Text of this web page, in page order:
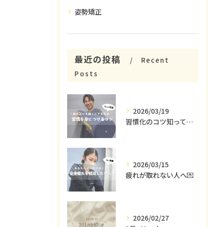
姿勢矯正
最近の投稿
Recent
Posts
2026/03/19
習慣化のコツ知ってる😳？
2026/03/15
疲れが取れない人へ💌
2026/02/27